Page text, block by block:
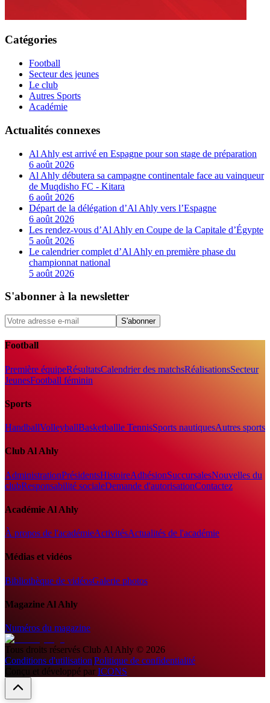
Catégories
Football
Secteur des jeunes
Le club
Autres Sports
Académie
Actualités connexes
Al Ahly est arrivé en Espagne pour son stage de préparation
6 août 2026
Al Ahly débutera sa campagne continentale face au vainqueur
de Muqdisho FC - Kitara
6 août 2026
Départ de la délégation d’Al Ahly vers l’Espagne
6 août 2026
Les rendez-vous d’Al Ahly en Coupe de la Capitale d’Égypte
5 août 2026
Le calendrier complet d’Al Ahly en première phase du
championnat national
5 août 2026
S'abonner à la newsletter
S'abonner
Football
Première équipeRésultatsCalendrier des matchsRéalisationsSecteur
JeunesFootball féminin
Sports
HandballVolleyballBasketballle TennisSports nautiquesAutres sports
Club Al Ahly
AdministrationPrésidentsHistoireAdhésionSuccursalesNouvelles du
clubResponsabilité socialeDemande d'autorisationContactez
Académie Al Ahly
À propos de l'académieActivitésActualités de l'académie
Médias et vidéos
Bibliothèque de vidéosGalerie photos
Magazine Al Ahly
Numéros du magazine
Tous droits réservés Club Al Ahly © 2026
Conditions d'utilisation|Politique de confidentialité
Conçu et développé par ICONS